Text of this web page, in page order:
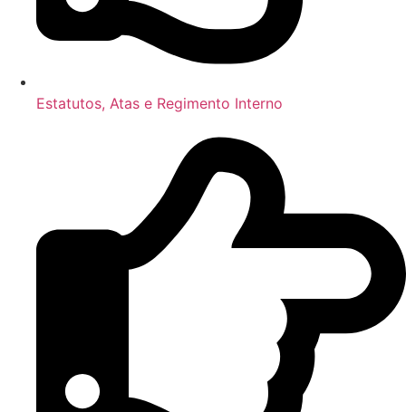
Estatutos, Atas e Regimento Interno